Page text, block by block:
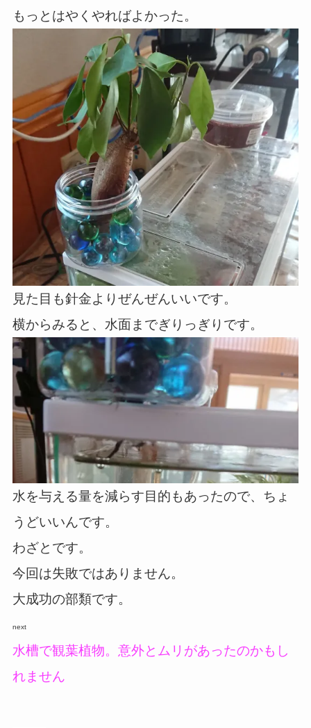
もっとはやくやればよかった。
見た目も針金よりぜんぜんいいです。
横からみると、水面までぎりっぎりです。
水を与える量を減らす目的もあったので、ちょ
うどいいんです。
わざとです。
今回は失敗ではありません。
大成功の部類です。
next
水槽で観葉植物。意外とムリがあったのかもし
れません